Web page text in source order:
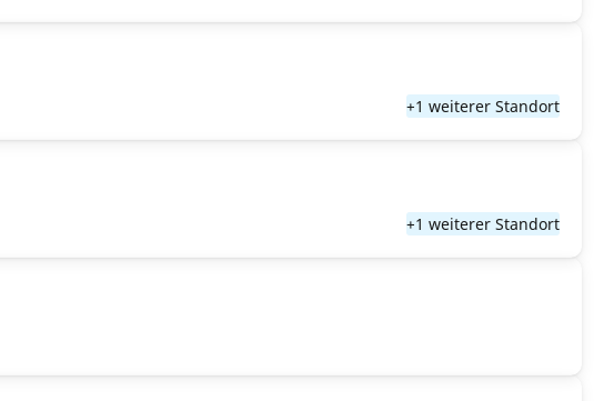
+1 weiterer Standort
+1 weiterer Standort